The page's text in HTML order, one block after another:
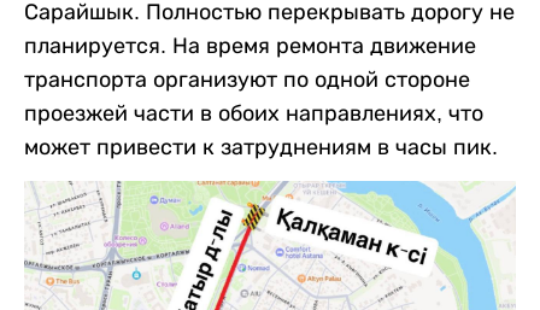
Сарайшык. Полностью перекрывать дорогу не
планируется. На время ремонта движение
транспорта организуют по одной стороне
проезжей части в обоих направлениях, что
может привести к затруднениям в часы пик.